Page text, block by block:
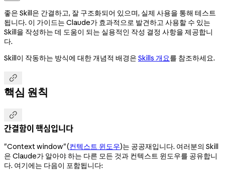
좋은 Skill은 간결하고, 잘 구조화되어 있으며, 실제 사용을 통해 테스트
됩니다. 이 가이드는 Claude가 효과적으로 발견하고 사용할 수 있는
Skill을 작성하는 데 도움이 되는 실용적인 작성 결정 사항을 제공합니
다.
Skill이 작동하는 방식에 대한 개념적 배경은 Skills 개요를 참조하세요.

핵심 원칙

간결함이 핵심입니다
"Context window"(컨텍스트 윈도우)는 공공재입니다. 여러분의 Skill
은 Claude가 알아야 하는 다른 모든 것과 컨텍스트 윈도우를 공유합니
다. 여기에는 다음이 포함됩니다: